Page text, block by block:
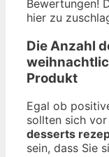
Bewertungen!
hier zu
Die Anzahl
Produkt
Egal ob
sollten sich
desserts
sein, dass Sie